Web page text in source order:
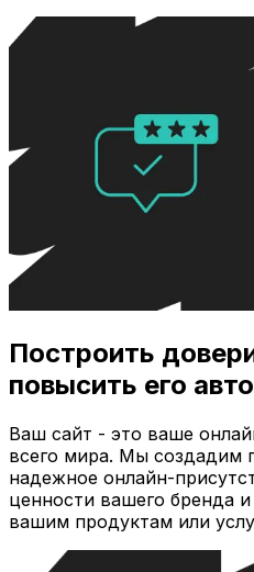
Построить
повысить его
Ваш сайт - это ваше
всего мира. Мы создадим
надежное онлайн-
ценности вашего бренда
вашим продуктам или